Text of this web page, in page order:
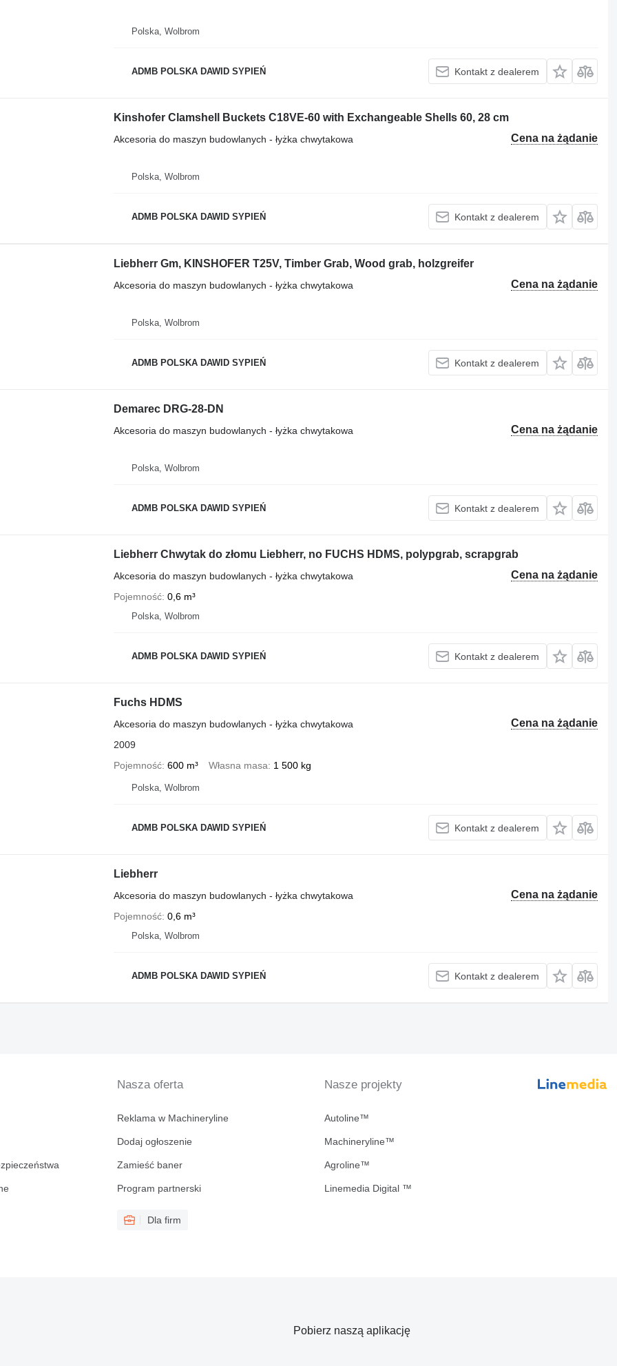
Polska, Wolbrom
ADMB POLSKA DAWID SYPIEŃ Kontakt z dealerem
Kinshofer Clamshell Buckets C18VE-60 with Exchangeable Shells 60, 28 cm
Cena na żądanie
Akcesoria do maszyn budowlanych - łyżka chwytakowa
Polska, Wolbrom
ADMB POLSKA DAWID SYPIEŃ Kontakt z dealerem
Liebherr Gm, KINSHOFER T25V, Timber Grab, Wood grab, holzgreifer
Cena na żądanie
Akcesoria do maszyn budowlanych - łyżka chwytakowa
Polska, Wolbrom
ADMB POLSKA DAWID SYPIEŃ Kontakt z dealerem
Demarec DRG-28-DN
Cena na żądanie
Akcesoria do maszyn budowlanych - łyżka chwytakowa
Polska, Wolbrom
ADMB POLSKA DAWID SYPIEŃ Kontakt z dealerem
Liebherr Chwytak do złomu Liebherr, no FUCHS HDMS, polypgrab, scrapgrab
Cena na żądanie
Akcesoria do maszyn budowlanych - łyżka chwytakowa
Pojemność 0,6 m³
Polska, Wolbrom
ADMB POLSKA DAWID SYPIEŃ Kontakt z dealerem
Fuchs HDMS
Cena na żądanie
Akcesoria do maszyn budowlanych - łyżka chwytakowa
2009
Pojemność 600 m³ Własna masa 1 500 kg
Polska, Wolbrom
ADMB POLSKA DAWID SYPIEŃ Kontakt z dealerem
Liebherr
Cena na żądanie
Akcesoria do maszyn budowlanych - łyżka chwytakowa
Pojemność 0,6 m³
Polska, Wolbrom
ADMB POLSKA DAWID SYPIEŃ Kontakt z dealerem
Nasza oferta
Reklama w Machineryline
Dodaj ogłoszenie
Zamieść baner
Program partnerski
Dla firm
Nasze projekty
Autoline™
Machineryline™
Agroline™
Linemedia Digital ™
Pobierz naszą aplikację